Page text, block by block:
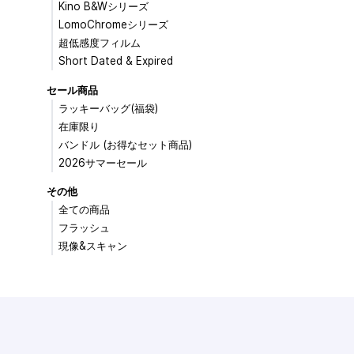
Kino B&Wシリーズ
LomoChromeシリーズ
超低感度フィルム
Short Dated & Expired
セール商品
ラッキーバッグ(福袋)
在庫限り
バンドル (お得なセット商品)
2026サマーセール
その他
全ての商品
フラッシュ
現像&スキャン